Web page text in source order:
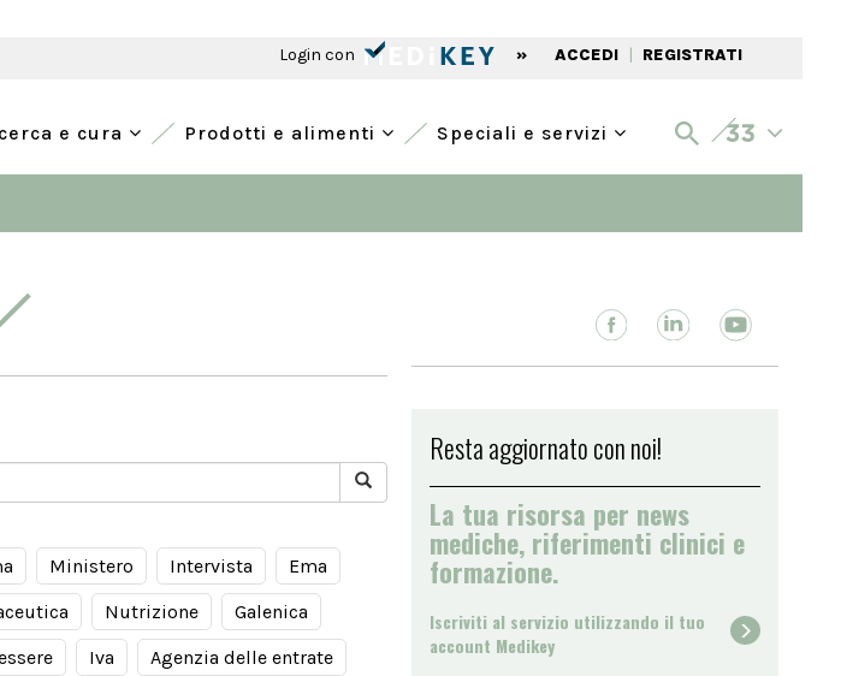
Login con » ACCEDI | REGISTRATI
e cura Prodotti e alimenti Speciali e servizi
Ministero Intervista
Ema
Nutrizione
Galenica
Iva
Agenzia delle entrate
Resta aggiornato con noi!
La tua risorsa per news
mediche, riferimenti clinici e
formazione.
Iscriviti al servizio utilizzando il tuo
account Medikey